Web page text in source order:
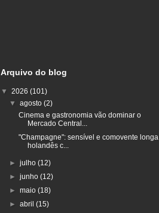
Arquivo do blog
▼ 2026 (101)
▼agosto(2)
Cinema e gastronomia vão dominar o
Mercado Central...
"Champagne": sensível e comovente longa
holandês c...
►julho(12)
►junho(12)
►maio(18)
►abril(15)